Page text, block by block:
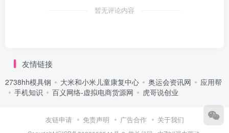
暂无评论内容
友情链接
2738hh模具钢 大米和小米儿童康复中心 奥运会资讯网
应用帮
手机知识
百义网络-虚拟电商货源网 虎哥说创业
友链申请 免责声明 广告合作 关于我们